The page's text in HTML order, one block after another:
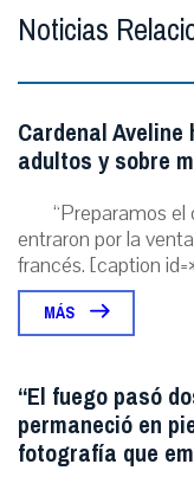
Noticias
Cardenal
adultos y sobre
“Preparamos el
entraron por la
francés. [caption
MÁS
“El fuego pasó
permaneció en
fotografía que